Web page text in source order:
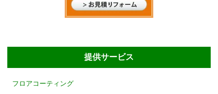
提供サービス
フロアコーティング